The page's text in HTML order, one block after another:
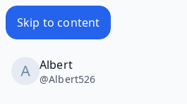
Skip to content
Albert
@Albert526